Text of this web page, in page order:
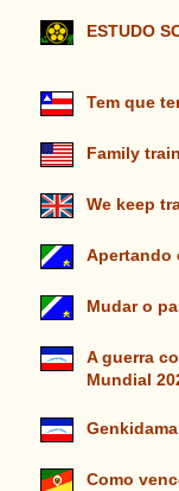
ESTUDO
Tem que
Family
We keep
Apertando
Mudar o
A guerra
Mundial
Como